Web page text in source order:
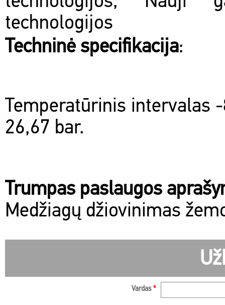
technologijos
Techninė specifikacija:
Temperatūrinis intervalas
26,67 bar.
Trumpas paslaugos
Medžiagų džiovinimas
Vardas *